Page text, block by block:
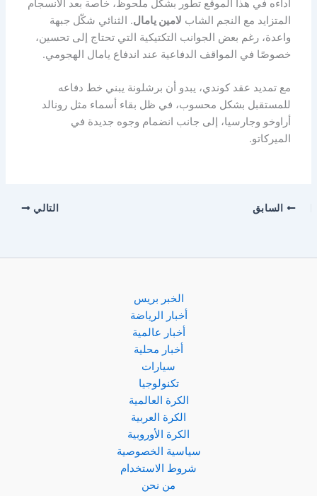
أداءه في هذا الموقع تطور بشكل ملحوظ، خاصة بعد الانسجام
المتزايد مع النجم الشاب لامين يامال. الثنائي شكّل جبهة
واعدة، رغم بعض الجوانب التكتيكية التي تحتاج إلى تحسين،
خصوصًا في المواقف الدفاعية عند اندفاع يامال الهجومي.
مع تمديد عقد كوندي، يبدو أن برشلونة يبني خط دفاعه
للمستقبل بشكل محسوب، في ظل بقاء أسماء مثل رونالد
أراوخو وجارسيا، إلى جانب انضمام وجوه جديدة في
الميركاتو.
السابق التالي
الخبر بريس
أخبار الرياضة
أخبار عالمية
أخبار محلية
سيارات
تكنولوجيا
الكرة العالمية
الكرة العربية
الكرة الأوروبية
سياسية الخصوصية
شروط الاستخدام
من نحن